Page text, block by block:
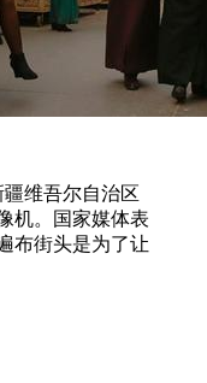
疆维吾尔自治区
机。国家媒体表
布街头是为了让